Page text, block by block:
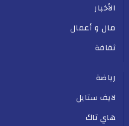
الأخبار
مال و أعمال
ثقافة
رياضة
لايف ستايل
هاي تاك